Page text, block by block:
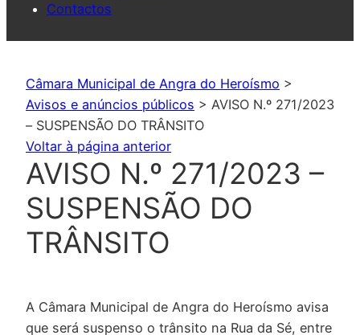
Contactos
Câmara Municipal de Angra do Heroísmo >
Avisos e anúncios públicos > AVISO N.º 271/2023
– SUSPENSÃO DO TRÂNSITO
Voltar à página anterior
AVISO N.º 271/2023 –
SUSPENSÃO DO
TRÂNSITO
A Câmara Municipal de Angra do Heroísmo avisa
que será suspenso o trânsito na Rua da Sé, entre